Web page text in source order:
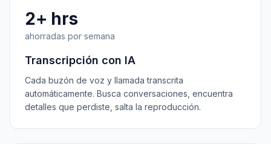
2+ hrs
ahorradas por semana
Transcripción con IA
Cada buzón de voz y llamada transcrita
automáticamente. Busca conversaciones, encuentra
detalles que perdiste, salta la reproducción.